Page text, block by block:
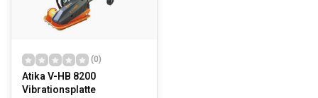
(0)
Atika V-HB 8200
Vibrationsplatte